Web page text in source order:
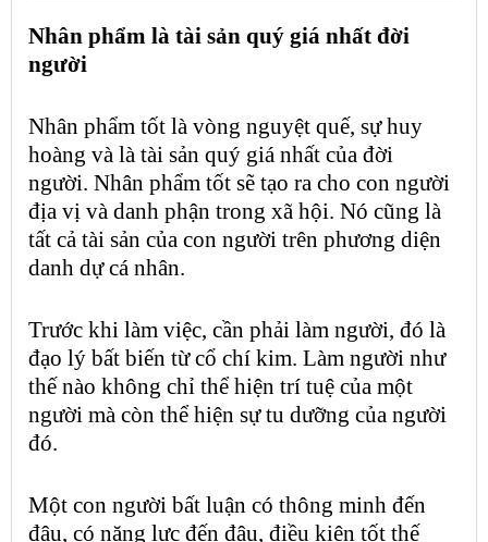
Nhân phẩm là tài sản quý giá nhất đời
người
Nhân phẩm tốt là vòng nguyệt quế, sự huy
hoàng và là tài sản quý giá nhất của đời
người. Nhân phẩm tốt sẽ tạo ra cho con người
địa vị và danh phận trong xã hội. Nó cũng là
tất cả tài sản của con người trên phương diện
danh dự cá nhân.
Trước khi làm việc, cần phải làm người, đó là
đạo lý bất biến từ cổ chí kim. Làm người như
thế nào không chỉ thể hiện trí tuệ của một
người mà còn thể hiện sự tu dưỡng của người
đó.
Một con người bất luận có thông minh đến
đâu, có năng lực đến đâu, điều kiện tốt thế